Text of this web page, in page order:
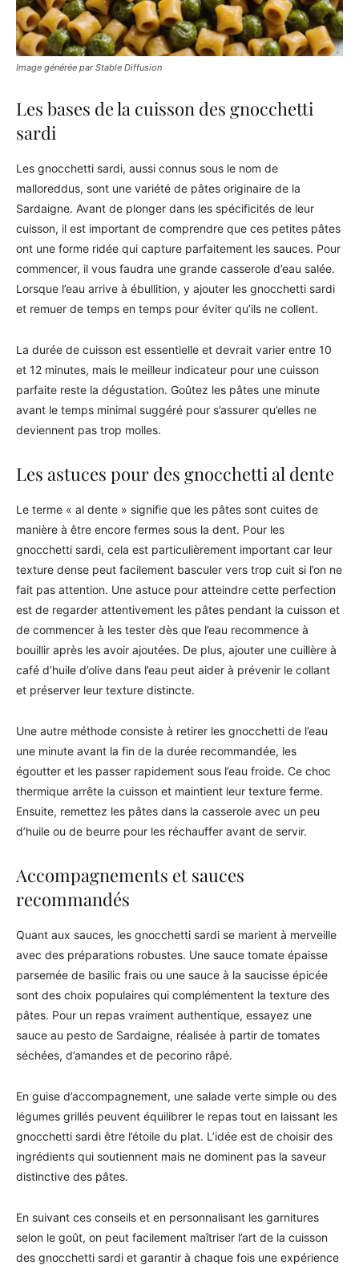
Image générée par Stable Diffusion
Les bases de la cuisson des gnocchetti
sardi
Les gnocchetti sardi, aussi connus sous le nom de
malloreddus, sont une variété de pâtes originaire de la
Sardaigne. Avant de plonger dans les spécificités de leur
cuisson, il est important de comprendre que ces petites pâtes
ont une forme ridée qui capture parfaitement les sauces. Pour
commencer, il vous faudra une grande casserole d’eau salée.
Lorsque l’eau arrive à ébullition, y ajouter les gnocchetti sardi
et remuer de temps en temps pour éviter qu’ils ne collent.
La durée de cuisson est essentielle et devrait varier entre 10
et 12 minutes, mais le meilleur indicateur pour une cuisson
parfaite reste la dégustation. Goûtez les pâtes une minute
avant le temps minimal suggéré pour s’assurer qu’elles ne
deviennent pas trop molles.
Les astuces pour des gnocchetti al dente
Le terme « al dente » signifie que les pâtes sont cuites de
manière à être encore fermes sous la dent. Pour les
gnocchetti sardi, cela est particulièrement important car leur
texture dense peut facilement basculer vers trop cuit si l’on ne
fait pas attention. Une astuce pour atteindre cette perfection
est de regarder attentivement les pâtes pendant la cuisson et
de commencer à les tester dès que l’eau recommence à
bouillir après les avoir ajoutées. De plus, ajouter une cuillère à
café d’huile d’olive dans l’eau peut aider à prévenir le collant
et préserver leur texture distincte.
Une autre méthode consiste à retirer les gnocchetti de l’eau
une minute avant la fin de la durée recommandée, les
égoutter et les passer rapidement sous l’eau froide. Ce choc
thermique arrête la cuisson et maintient leur texture ferme.
Ensuite, remettez les pâtes dans la casserole avec un peu
d’huile ou de beurre pour les réchauffer avant de servir.
Accompagnements et sauces
recommandés
Quant aux sauces, les gnocchetti sardi se marient à merveille
avec des préparations robustes. Une sauce tomate épaisse
parsemée de basilic frais ou une sauce à la saucisse épicée
sont des choix populaires qui complémentent la texture des
pâtes. Pour un repas vraiment authentique, essayez une
sauce au pesto de Sardaigne, réalisée à partir de tomates
séchées, d’amandes et de pecorino râpé.
En guise d’accompagnement, une salade verte simple ou des
légumes grillés peuvent équilibrer le repas tout en laissant les
gnocchetti sardi être l’étoile du plat. L’idée est de choisir des
ingrédients qui soutiennent mais ne dominent pas la saveur
distinctive des pâtes.
En suivant ces conseils et en personnalisant les garnitures
selon le goût, on peut facilement maîtriser l’art de la cuisson
des gnocchetti sardi et garantir à chaque fois une expérience